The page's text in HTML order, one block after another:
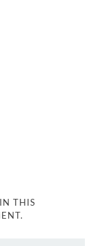
THIS